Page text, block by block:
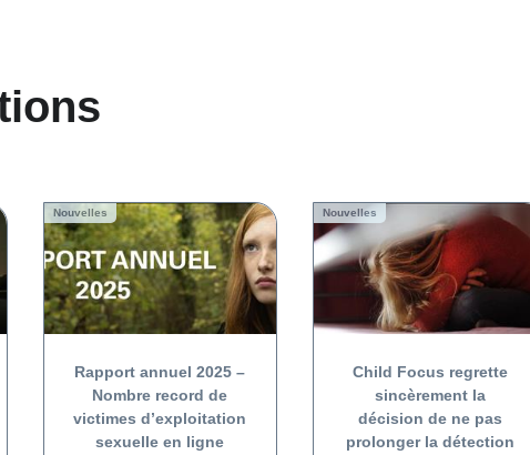
Nouvelles
Rapport annuel 2025 –
Nombre record de
victimes d’exploitation
sexuelle en ligne
Nouvelles
Child Focus regrette
sincèrement la
décision de ne pas
prolonger la détection